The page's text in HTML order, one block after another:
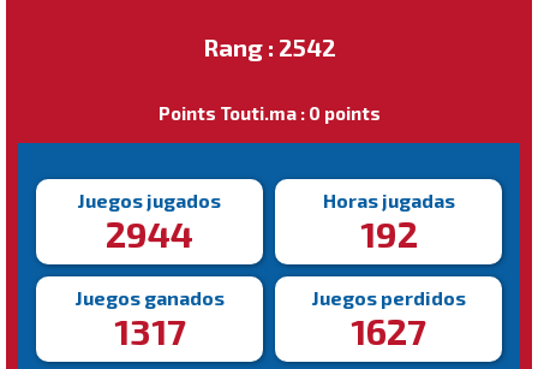
Rang : 2542
Points Touti.ma : 0 points
Juegos jugados
2944
Horas jugadas
192
Juegos ganados
1317
Juegos perdidos
1627